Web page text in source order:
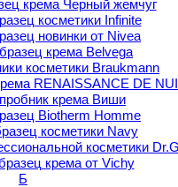
крема Черный жемчуг
косметики Infinite
новинки от Nivea
крема Belvega
косметики Braukmann
RENAISSANCE DE
крема Виши
Biotherm Homme
косметики Navy
косметики
крема от Vichy
Б